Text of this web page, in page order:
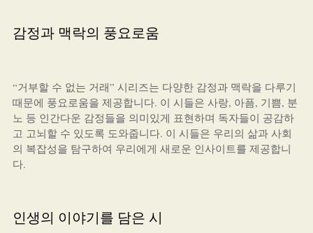
감정과 맥락의 풍요로움
“거부할 수 없는 거래” 시리즈는 다양한 감정과 맥락을 다루기
때문에 풍요로움을 제공합니다. 이 시들은 사랑, 아픔, 기쁨, 분
노 등 인간다운 감정들을 의미있게 표현하며 독자들이 공감하
고 고뇌할 수 있도록 도와줍니다. 이 시들은 우리의 삶과 사회
의 복잡성을 탐구하여 우리에게 새로운 인사이트를 제공합니
다.
인생의 이야기를 담은 시